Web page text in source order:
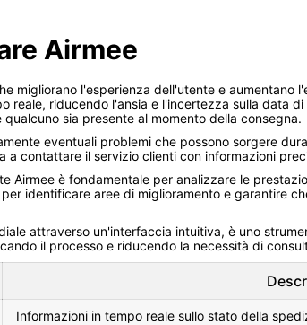
Airmee
migliorano l'esperienza dell'utente e aumentano
reale, riducendo l'ansia e l'incertezza sulla data
sia presente al momento della consegna.
eventuali problemi che possono sorgere
contattare il servizio clienti con informazioni
Airmee è fondamentale per analizzare le
identificare aree di miglioramento e garantire
attraverso un'interfaccia intuitiva, è uno
il processo e riducendo la necessità di
Informazioni in tempo reale sullo stato della